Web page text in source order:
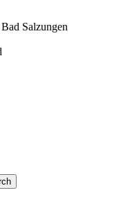
Salzungen